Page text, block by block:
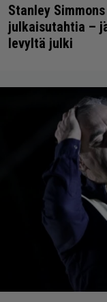
Stanley
julkaisutahtia –
levyltä julki